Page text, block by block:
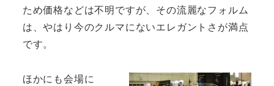
ため価格などは不明ですが、その流麗なフォルム
は、やはり今のクルマにないエレガントさが満点
です。
ほかにも会場に